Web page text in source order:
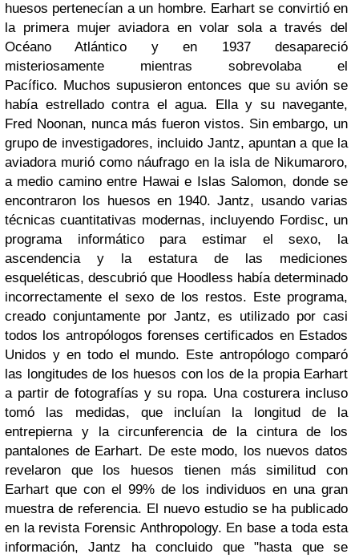
huesos pertenecían a un hombre. Earhart se convirtió en
la primera mujer aviadora en volar sola a través del
Océano Atlántico y en 1937 desapareció
misteriosamente mientras sobrevolaba el
Pacífico. Muchos supusieron entonces que su avión se
había estrellado contra el agua. Ella y su navegante,
Fred Noonan, nunca más fueron vistos. Sin embargo, un
grupo de investigadores, incluido Jantz, apuntan a que la
aviadora murió como náufrago en la isla de Nikumaroro,
a medio camino entre Hawai e Islas Salomon, donde se
encontraron los huesos en 1940.Jantz, usando varias
técnicas cuantitativas modernas, incluyendo Fordisc, un
programa informático para estimar el sexo, la
ascendencia y la estatura de las mediciones
esqueléticas, descubrió que Hoodless había determinado
incorrectamente el sexo de los restos. Este programa,
creado conjuntamente por Jantz, es utilizado por casi
todos los antropólogos forenses certificados en Estados
Unidos y en todo el mundo. Este antropólogo comparó
las longitudes de los huesos con los de la propia Earhart
a partir de fotografías y su ropa. Una costurera incluso
tomó las medidas, que incluían la longitud de la
entrepierna y la circunferencia de la cintura de los
pantalones de Earhart. De este modo, los nuevos datos
revelaron que los huesos tienen más similitud con
Earhart que con el 99% de los individuos en una gran
muestra de referencia. El nuevo estudio se ha publicado
en la revista Forensic Anthropology. En base a toda esta
información, Jantz ha concluido que "hasta que se